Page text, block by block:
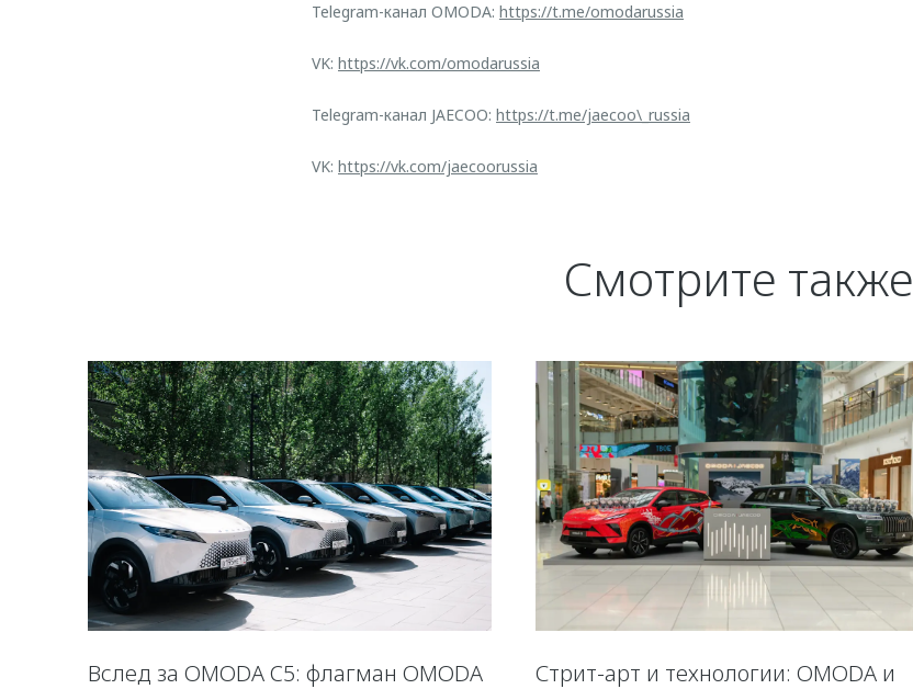
Telegram-канал OMODA: https://t.me/omodarussia
VK: https://vk.com/omodarussia
Telegram-канал JAECOO: https://t.me/jaecoo\_russia
VK: https://vk.com/jaecoorussia
Смотрите также
Вслед за OMODA C5: флагман OMODA
Стрит-арт и технологии: OMODA и